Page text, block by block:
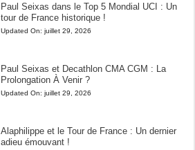
Paul Seixas dans le Top 5 Mondial UCI : Un
tour de France historique !
Updated On: juillet 29, 2026
Paul Seixas et Decathlon CMA CGM : La
Prolongation À Venir ?
Updated On: juillet 29, 2026
Alaphilippe et le Tour de France : Un dernier
adieu émouvant !